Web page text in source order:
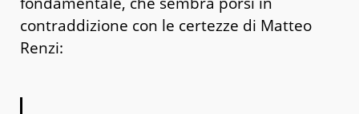
contraddizione con le certezze di Matteo
Renzi: